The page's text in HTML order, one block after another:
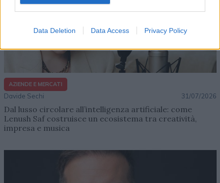
Data Deletion Data Access Privacy Policy
AZIENDE E MERCATI
Davide Sechi 31/07/2026
Dal lusso circolare all’intelligenza artificiale: come
Lenush Saf costruisce un ecosistema tra creatività,
impresa e musica